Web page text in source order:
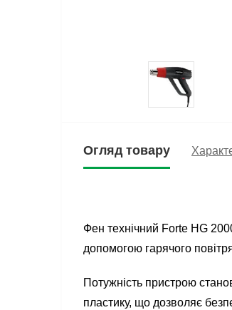
Огляд товару
Фен технічний Forte HG
допомогою гарячого
Потужність пристрою
пластику, що дозволяє